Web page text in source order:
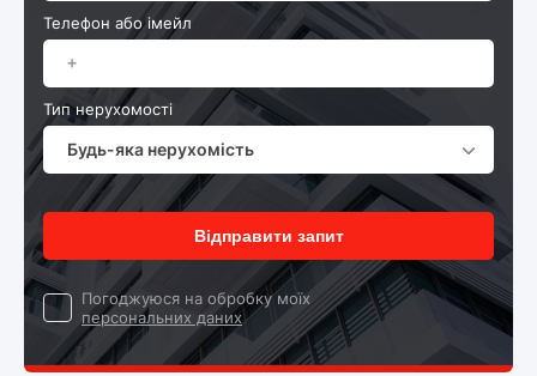
Телефон або імейл
Тип нерухомості
Будь-яка нерухомість
Відправити запит
Погоджуюся на обробку моїх
персональних даних